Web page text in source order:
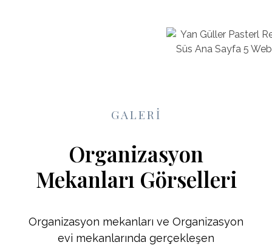
GALERİ
Organizasyon
Mekanları Görselleri
Organizasyon mekanları ve Organizasyon
evi mekanlarında gerçekleşen